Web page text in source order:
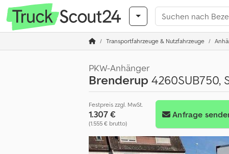
Transportfahrzeuge & Nutzfahrzeuge
PKW-Anhänger
Brenderup 4260SUB750,
Festpreis zzgl. MwSt.
1.307 €
(1.555 € brutto)
Anfrage